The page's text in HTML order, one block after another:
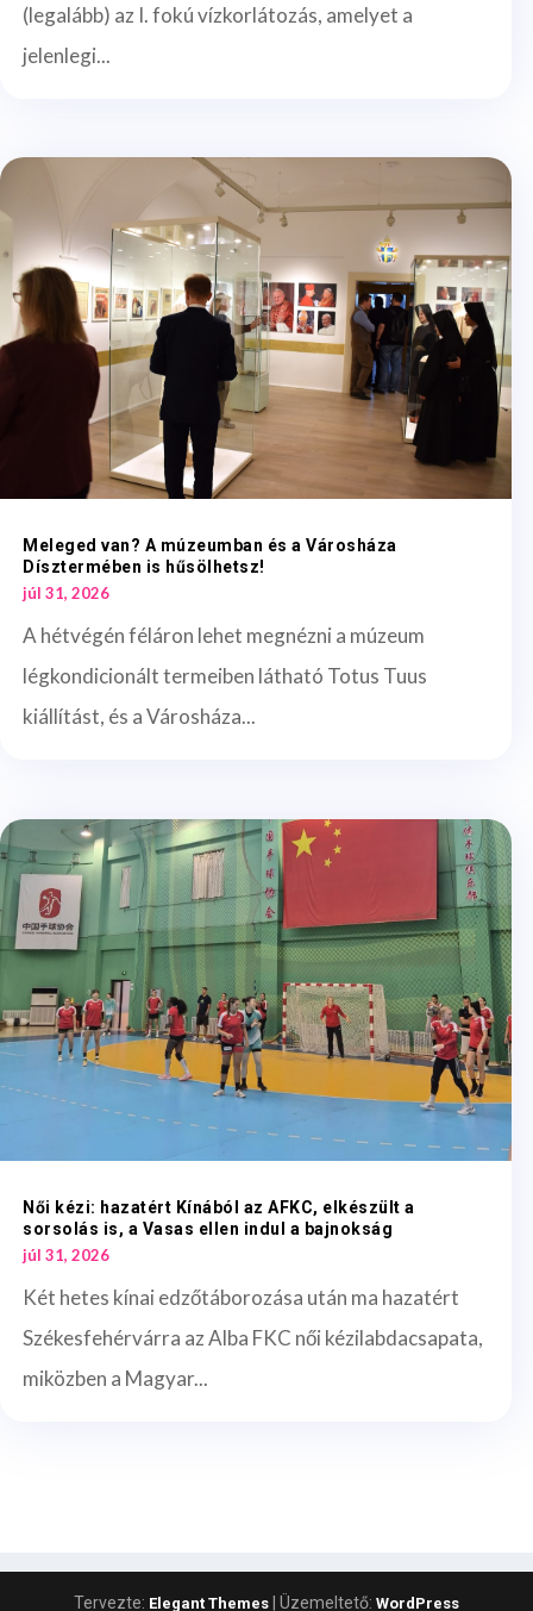
(legalább) az I. fokú vízkorlátozás, amelyet a
jelenlegi...
Meleged van? A múzeumban és a Városháza
Dísztermében is hűsölhetsz!
júl 31, 2026
A hétvégén féláron lehet megnézni a múzeum
légkondicionált termeiben látható Totus Tuus
kiállítást, és a Városháza...
Női kézi: hazatért Kínából az AFKC, elkészült a
sorsolás is, a Vasas ellen indul a bajnokság
júl 31, 2026
Két hetes kínai edzőtáborozása után ma hazatért
Székesfehérvárra az Alba FKC női kézilabdacsapata,
miközben a Magyar...
Tervezte: Elegant Themes | Üzemeltető: WordPress